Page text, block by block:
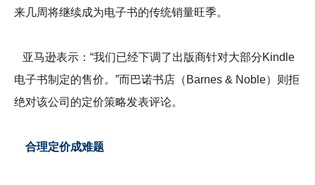
来几周将继续成为电子书的传统销量旺季。
亚马逊表示：“我们已经下调了出版商针对大部分Kindle
电子书制定的售价。”而巴诺书店（Barnes & Noble）则拒
绝对该公司的定价策略发表评论。
合理定价成难题